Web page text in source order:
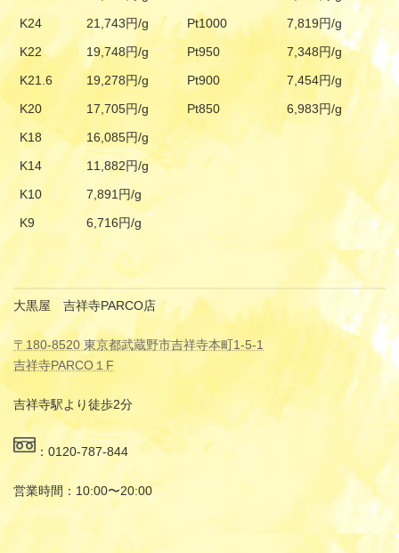
K24
21,743円/g Pt1000
7,819円/g
K22
19,748円/g Pt950
7,348円/g
K21.6
19,278円/g Pt900
7,454円/g
K20
17,705円/g Pt850
6,983円/g
K18
16,085円/g
K14
11,882円/g
K10
7,891円/g
K9
6,716円/g
大黒屋 吉祥寺PARCO店
〒180-8520 東京都武蔵野市吉祥寺本町1-5-1
吉祥寺PARCO１F
吉祥寺駅より徒歩2分
：0120-787-844
営業時間：10:00〜20:00